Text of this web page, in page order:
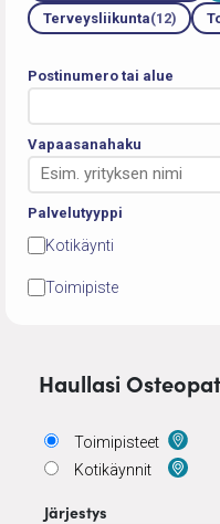
Terveysliikunta(12)
Postinumero tai alue
Vapaasanahaku
Palvelutyyppi
Kotikäynti
Toimipiste
Haullasi
Toimipisteet
Kotikäynnit
Järjestys